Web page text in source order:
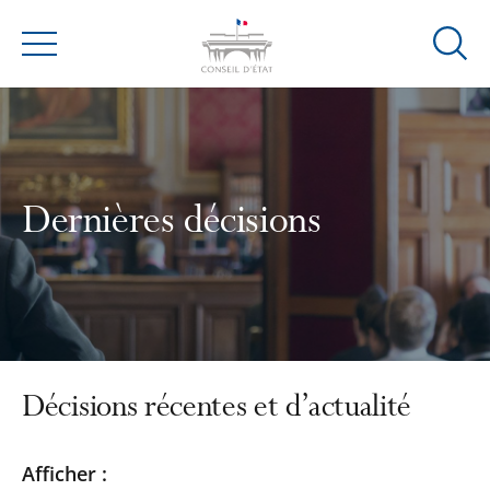
Menu
Ouvrir
Dernières décisions
Décisions récentes et d’actualité
Passer
Passer
Afficher :